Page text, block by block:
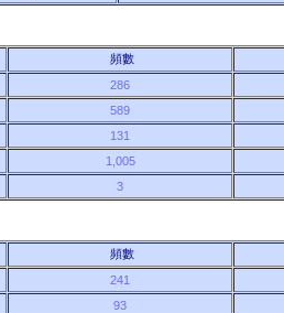
頻數
286
589
131
1,005
3
頻數
241
93